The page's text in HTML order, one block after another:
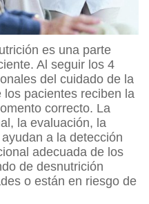
es una parte
Al seguir los 4
del cuidado de la
pacientes reciben la
correcto. La
la evaluación, la
a la detección
adecuada de los
de desnutrición
o están en riesgo de